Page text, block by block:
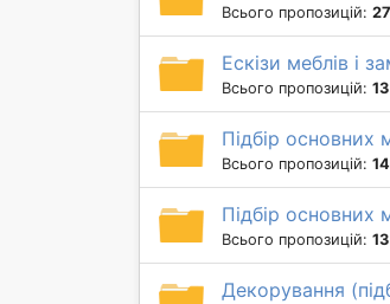
Всього пропозицій: 27
Ескізи меблів і
Всього пропозицій: 13
Підбір основних
Всього пропозицій: 14
Підбір основних
Всього пропозицій: 13
Декорування